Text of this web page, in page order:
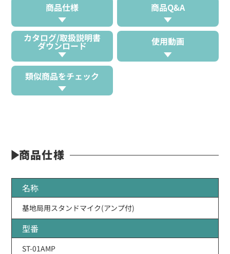
商品仕様 商品Q&A
カタログ/取扱説明書
ダウンロード 使用動画
類似商品をチェック
商品仕様
名称
基地局用スタンドマイク(アンプ付)
型番
ST-01AMP